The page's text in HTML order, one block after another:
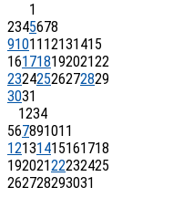
1
2345678
91011 12131415
16171819202122
23242526272829
3031
1234
567891011
12131415161718
19202122232425
262728293031